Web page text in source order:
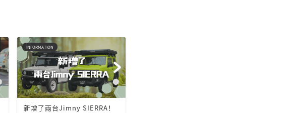
INFORMATION
新增了兩台Jimny SIERRA！